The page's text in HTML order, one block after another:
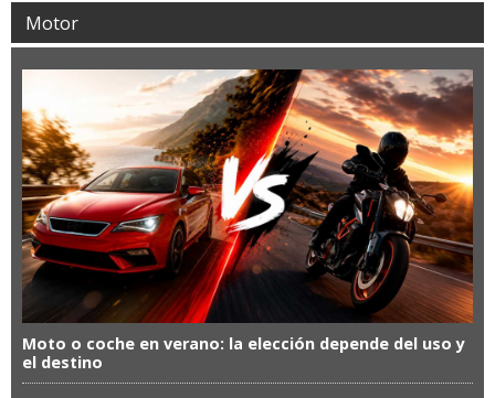
Motor
Moto o coche en verano: la elección depende del uso y
el destino